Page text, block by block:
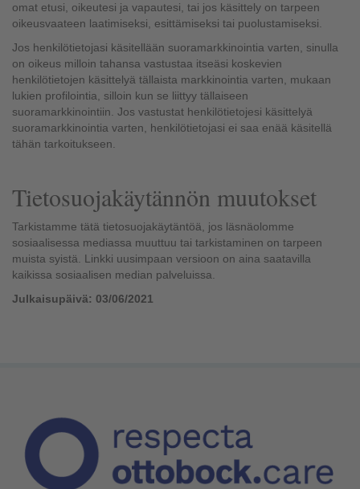
omat etusi, oikeutesi ja vapautesi, tai jos käsittely on tarpeen
oikeusvaateen laatimiseksi, esittämiseksi tai puolustamiseksi.
Jos henkilötietojasi käsitellään suoramarkkinointia varten, sinulla
on oikeus milloin tahansa vastustaa itseäsi koskevien
henkilötietojen käsittelyä tällaista markkinointia varten, mukaan
lukien profilointia, silloin kun se liittyy tällaiseen
suoramarkkinointiin. Jos vastustat henkilötietojesi käsittelyä
suoramarkkinointia varten, henkilötietojasi ei saa enää käsitellä
tähän tarkoitukseen.
Tietosuojakäytännön muutokset
Tarkistamme tätä tietosuojakäytäntöä, jos läsnäolomme
sosiaalisessa mediassa muuttuu tai tarkistaminen on tarpeen
muista syistä. Linkki uusimpaan versioon on aina saatavilla
kaikissa sosiaalisen median palveluissa.
Julkaisupäivä: 03/06/2021